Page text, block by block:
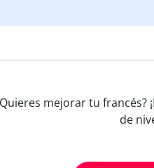
mejorar tu francés?
de